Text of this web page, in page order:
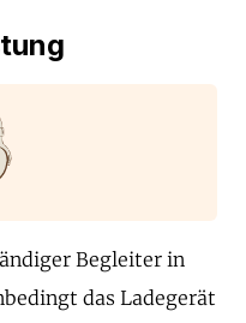
Begleiter in
das Ladegerät